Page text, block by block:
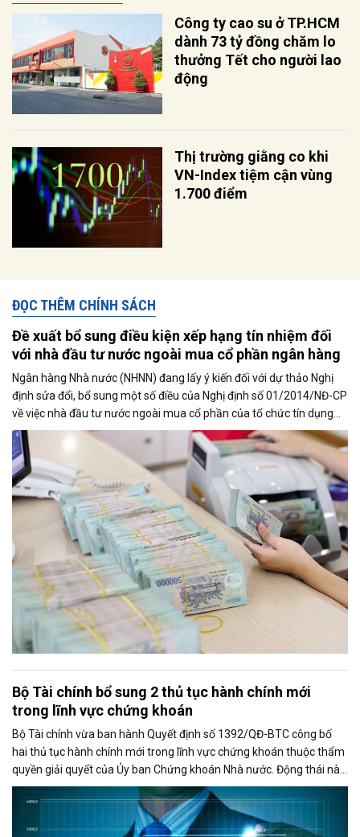
Công ty cao su ở TP.HCM
dành 73 tỷ đồng chăm lo
thưởng Tết cho người lao
động
Thị trường giằng co khi
VN-Index tiệm cận vùng
1.700 điểm
ĐỌC THÊM CHÍNH SÁCH
Đề xuất bổ sung điều kiện xếp hạng tín nhiệm đối
với nhà đầu tư nước ngoài mua cổ phần ngân hàng
Ngân hàng Nhà nước (NHNN) đang lấy ý kiến đối với dự thảo Nghị
định sửa đổi, bổ sung một số điều của Nghị định số 01/2014/NĐ-CP
về việc nhà đầu tư nước ngoài mua cổ phần của tổ chức tín dụng
Việt Nam và Nghị định số 86/2024/NĐ-CP. Đáng chú ý, dự thảo đề
xuất bổ sung điều kiện về xếp hạng tín nhiệm đối với tổ chức nước
ngoài sở hữu từ 10% vốn điều lệ trở lên tại tổ chức tín dụng Việt
Nam, đồng thời rút ngắn thời gian giải quyết hồ sơ xuống còn 19
ngày làm việc.
Bộ Tài chính bổ sung 2 thủ tục hành chính mới
trong lĩnh vực chứng khoán
Bộ Tài chính vừa ban hành Quyết định số 1392/QĐ-BTC công bố
hai thủ tục hành chính mới trong lĩnh vực chứng khoán thuộc thẩm
quyền giải quyết của Ủy ban Chứng khoán Nhà nước. Động thái này
nhằm triển khai các quy định mới tại Nghị định số 200/2026/NĐ-CP
của Chính phủ về phát hành và giao dịch trái phiếu doanh nghiệp.